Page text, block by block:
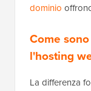
dominio
Come
l'hosting
La differenza